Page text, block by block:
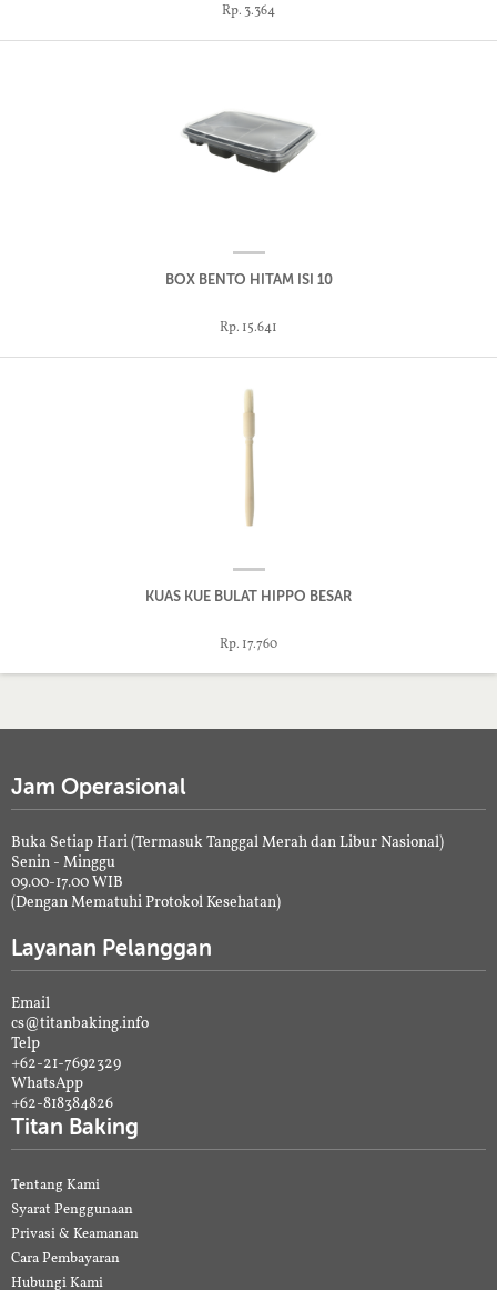
Rp. 3.364
BOX BENTO HITAM ISI 10
Rp. 15.641
KUAS KUE BULAT HIPPO BESAR
Rp. 17.760
Jam Operasional
Buka Setiap Hari (Termasuk Tanggal Merah dan Libur Nasional)
Senin - Minggu
09.00-17.00 WIB
(Dengan Mematuhi Protokol Kesehatan)
Layanan Pelanggan
Email
cs@titanbaking.info
Telp
+62-21-7692329
WhatsApp
+62-818384826
Titan Baking
Tentang Kami
Syarat Penggunaan
Privasi & Keamanan
Cara Pembayaran
Hubungi Kami